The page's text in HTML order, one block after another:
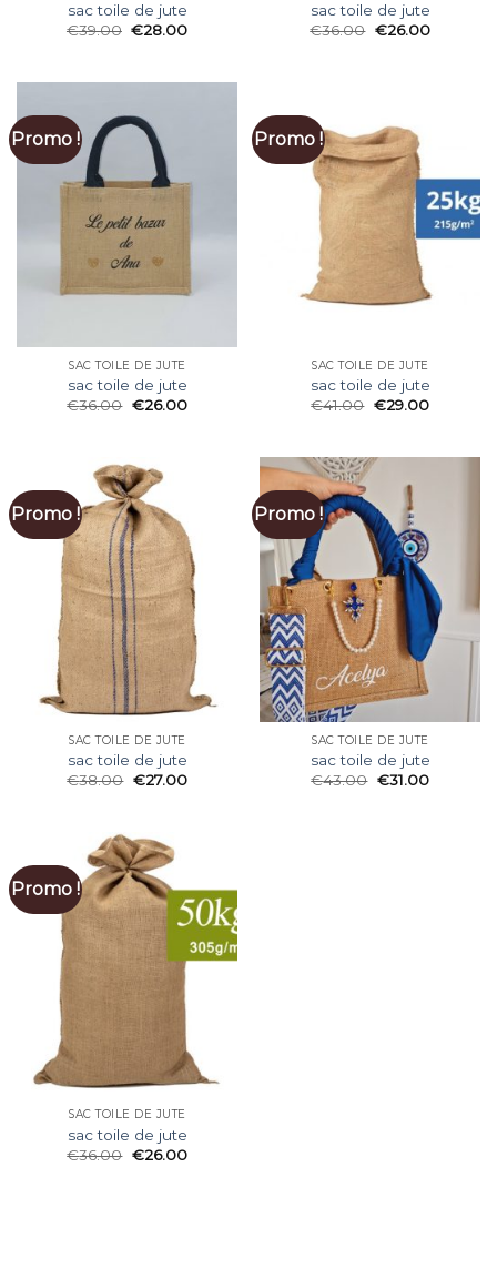
sac toile de jute
€39.00 €28.00
sac toile de jute
€36.00 €26.00
Promo !
SAC TOILE DE JUTE
sac toile de jute
€36.00 €26.00
Promo !
SAC TOILE DE JUTE
sac toile de jute
€41.00 €29.00
Promo !
SAC TOILE DE JUTE
sac toile de jute
€38.00 €27.00
Promo !
SAC TOILE DE JUTE
sac toile de jute
€43.00 €31.00
Promo !
SAC TOILE DE JUTE
sac toile de jute
€36.00 €26.00